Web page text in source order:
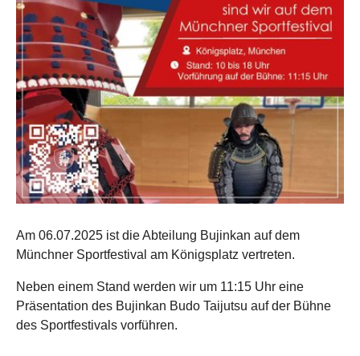
Am 06.07.2025 ist die Abteilung Bujinkan auf dem
Münchner Sportfestival am Königsplatz vertreten.
Neben einem Stand werden wir um 11:15 Uhr eine
Präsentation des Bujinkan Budo Taijutsu auf der Bühne
des Sportfestivals vorführen.